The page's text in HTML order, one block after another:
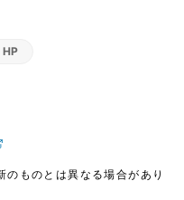
HP
ものとは異なる場合があり